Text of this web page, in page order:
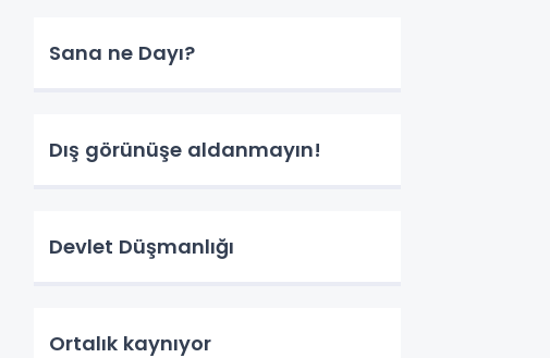
Sana ne Dayı?
Dış görünüşe aldanmayın!
Devlet Düşmanlığı
Ortalık kaynıyor